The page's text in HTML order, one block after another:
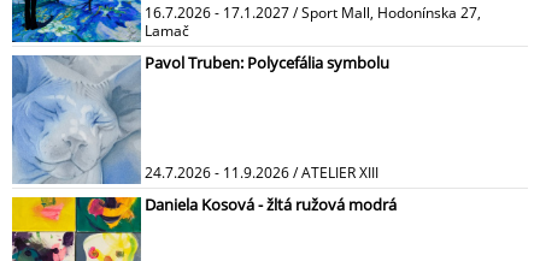
16.7.2026 - 17.1.2027 / Sport Mall, Hodonínska 27,
Lamač
Pavol Truben: Polycefália symbolu
24.7.2026 - 11.9.2026 / ATELIER XIII
Daniela Kosová - žltá ružová modrá